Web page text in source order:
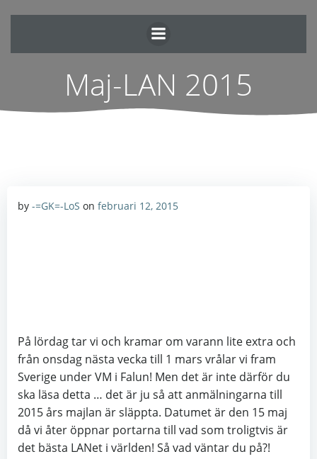
till
innehåll
Maj-LAN 2015
by -=GK=-LoS on februari 12, 2015
På lördag tar vi och kramar om varann lite extra och
från onsdag nästa vecka till 1 mars vrålar vi fram
Sverige under VM i Falun! Men det är inte därför du
ska läsa detta … det är ju så att anmälningarna till
2015 års majlan är släppta. Datumet är den 15 maj
då vi åter öppnar portarna till vad som troligtvis är
det bästa LANet i världen! Så vad väntar du på?!